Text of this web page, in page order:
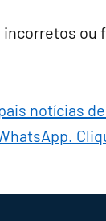
incorretos
notícias